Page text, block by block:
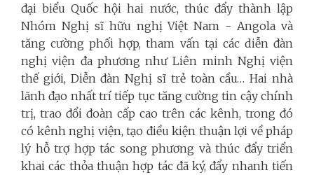
đại biểu Quốc hội hai nước, thúc đẩy thành lập
Nhóm Nghị sĩ hữu nghị Việt Nam - Angola và
tăng cường phối hợp, tham vấn tại các diễn đàn
nghị viện đa phương như Liên minh Nghị viện
thế giới, Diễn đàn Nghị sĩ trẻ toàn cầu… Hai nhà
lãnh đạo nhất trí tiếp tục tăng cường tin cậy chính
trị, trao đổi đoàn cấp cao trên các kênh, trong đó
có kênh nghị viện, tạo điều kiện thuận lợi về pháp
lý hỗ trợ hợp tác song phương và thúc đẩy triển
khai các thỏa thuận hợp tác đã ký, đẩy nhanh tiến